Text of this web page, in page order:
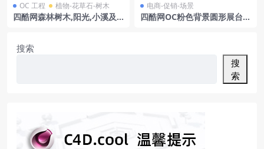
OC 工程 植物-花草石-树木
四酷网森林树木,阳光,小溪及
电商-促销-场景
四酷网OC粉色背景圆形展台彩
搜索
搜
索